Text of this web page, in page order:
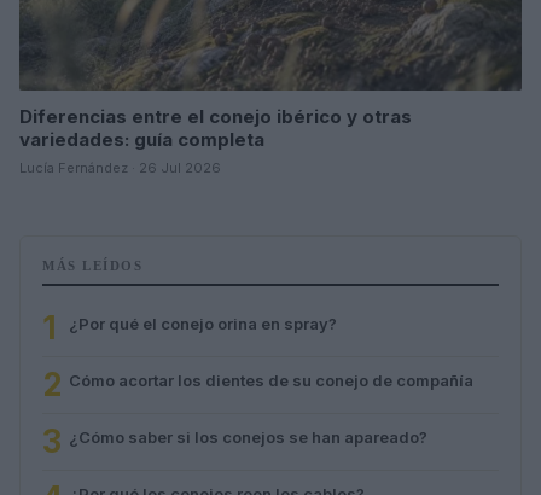
Diferencias entre el conejo ibérico y otras
variedades: guía completa
Lucía Fernández · 26 Jul 2026
MÁS LEÍDOS
1 ¿Por qué el conejo orina en spray?
2 Cómo acortar los dientes de su conejo de compañía
3 ¿Cómo saber si los conejos se han apareado?